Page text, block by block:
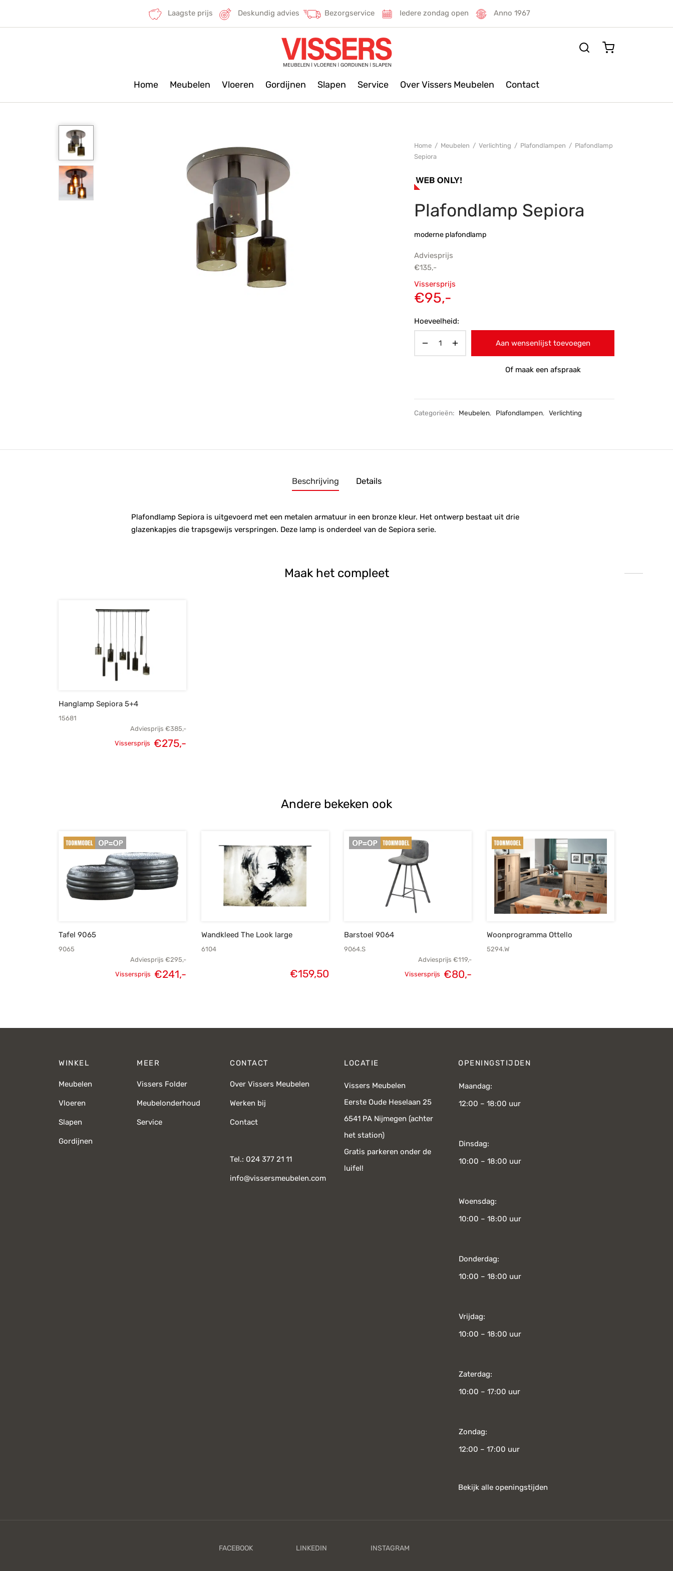
Laagste prijs Deskundig advies Bezorgservice Iedere zondag open Anno 1967
Home Meubelen Vloeren Gordijnen Slapen Service Over Vissers Meubelen Contact
Home / Meubelen / Verlichting / Plafondlampen / Plafondlamp
Sepiora
Plafondlamp Sepiora
moderne plafondlamp
Adviesprijs
€135,-
Oorspronkelijke
prijs was:
Vissersprijs
€95,-
€95,-.
Hoeveelheid:
Aan wensenlijst toevoegen
Of maak een afspraak
Categorieën: Meubelen, Plafondlampen, Verlichting
Beschrijving Details
Plafondlamp Sepiora is uitgevoerd met een metalen armatuur in een bronze kleur. Het ontwerp bestaat uit drie
glazenkapjes die trapsgewijs verspringen. Deze lamp is onderdeel van de Sepiora serie.
Maak het compleet
Hanglamp Sepiora 5+4
15681
Adviesprijs €385,-
Vissersprijs €275,-
Andere bekeken ook
Tafel 9065
9065
Adviesprijs €295,-
Vissersprijs €241,-
Wandkleed The Look large
6104
€159,50
Barstoel 9064
9064.S
Adviesprijs €119,-
Vissersprijs €80,-
Woonprogramma Ottello
5294.W
WINKEL
Meubelen
Vloeren
Slapen
Gordijnen
MEER
Vissers Folder
Meubelonderhoud
Service
CONTACT
Over Vissers Meubelen
Werken bij
Contact
Tel.: 024 377 21 11
info@vissersmeubelen.com
LOCATIE
Vissers Meubelen
Eerste Oude Heselaan 25
6541 PA Nijmegen (achter
het station)
Gratis parkeren onder de
luifel!
OPENINGSTIJDEN
Maandag:
12:00 – 18:00 uur
Dinsdag:
10:00 – 18:00 uur
Woensdag:
10:00 – 18:00 uur
Donderdag:
10:00 – 18:00 uur
Vrijdag:
10:00 – 18:00 uur
Zaterdag:
10:00 – 17:00 uur
Zondag:
12:00 – 17:00 uur
Bekijk alle openingstijden